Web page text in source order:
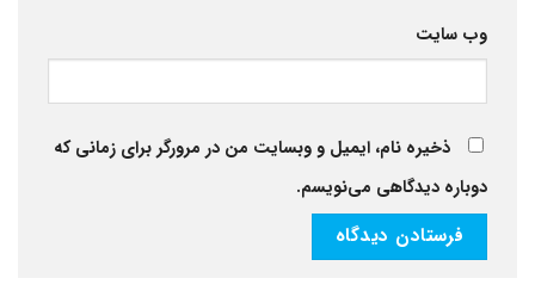
وب‌ سایت
ذخیره نام، ایمیل و وبسایت من در مرورگر برای زمانی که
دوباره دیدگاهی می‌نویسم.